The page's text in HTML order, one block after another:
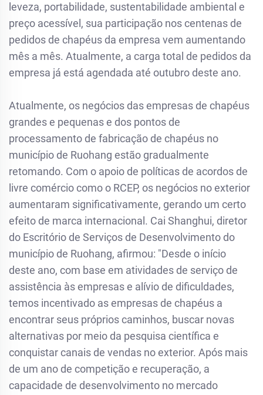
leveza, portabilidade, sustentabilidade ambiental e
preço acessível, sua participação nos centenas de
pedidos de chapéus da empresa vem aumentando
mês a mês. Atualmente, a carga total de pedidos da
empresa já está agendada até outubro deste ano.
Atualmente, os negócios das empresas de chapéus
grandes e pequenas e dos pontos de
processamento de fabricação de chapéus no
município de Ruohang estão gradualmente
retomando. Com o apoio de políticas de acordos de
livre comércio como o RCEP, os negócios no exterior
aumentaram significativamente, gerando um certo
efeito de marca internacional. Cai Shanghui, diretor
do Escritório de Serviços de Desenvolvimento do
município de Ruohang, afirmou: "Desde o início
deste ano, com base em atividades de serviço de
assistência às empresas e alívio de dificuldades,
temos incentivado as empresas de chapéus a
encontrar seus próprios caminhos, buscar novas
alternativas por meio da pesquisa científica e
conquistar canais de vendas no exterior. Após mais
de um ano de competição e recuperação, a
capacidade de desenvolvimento no mercado